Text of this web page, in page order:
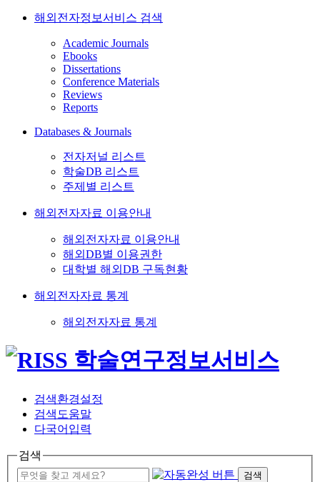
해외전자정보서비스 검색
Academic Journals
Ebooks
Dissertations
Conference Materials
Reviews
Reports
Databases & Journals
전자저널 리스트
학술DB 리스트
주제별 리스트
해외전자자료 이용안내
해외전자자료 이용안내
해외DB별 이용권한
대학별 해외DB 구독현황
해외전자자료 통계
해외전자자료 통계
검색환경설정
검색도움말
다국어입력
검색
검색